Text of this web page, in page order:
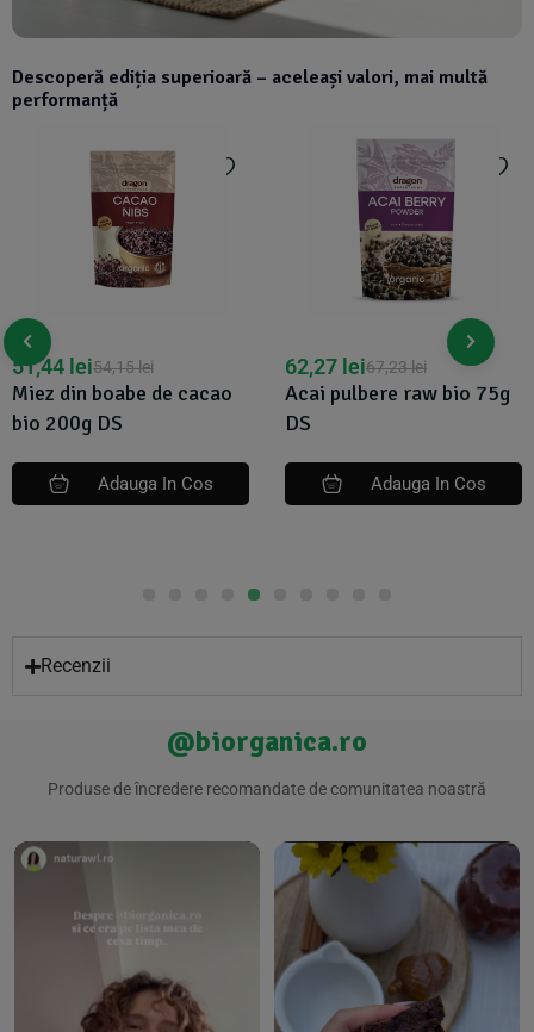
Descoperă ediția superioară – aceleași valori, mai multă
performanță
Miez din boabe de cacao
bio 200g DS
54,15lei
51,44 lei
Adauga In Cos
Acai pulbere raw bio 75g
DS
67,23lei
62,27 lei
Adauga In Cos
Recenzii
@biorganica.ro
Produse de încredere recomandate de comunitatea noastră